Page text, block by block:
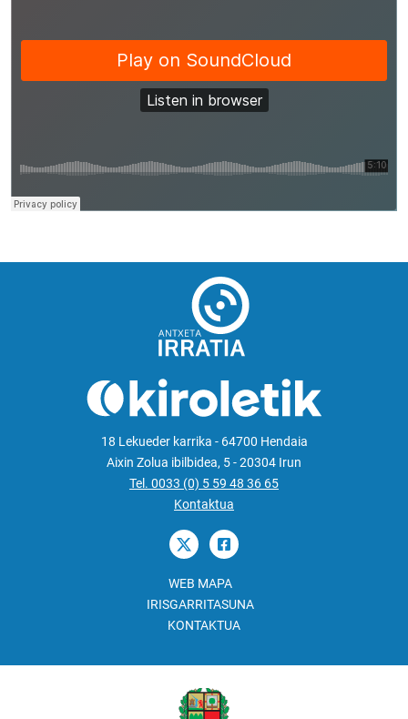
18 Lekueder karrika - 64700 Hendaia
Aixin Zolua ibilbidea, 5 - 20304 Irun
Tel. 0033 (0) 5 59 48 36 65
Kontaktua
WEB MAPA
IRISGARRITASUNA
KONTAKTUA